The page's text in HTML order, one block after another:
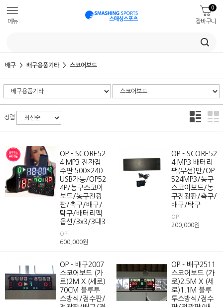
메뉴 장바구니
0
배구 배구용품기타 스코어보드
정렬
OP - SCORE52
4 MP3 전자점
수판 500×240
USB가능/OP52
4P/농구스코어
보드/농구전광
판/축구/배구/
탁구/배터리팩
옵션/3x3/3대3
OP
600,000원
OP - SCORE52
4 MP3 배터리
팩(무선)만/OP
524MP3/농구
스코어보드/농
구전광판/축구/
배구/탁구
OP
200,000원
OP - 배구2007
스코어보드 (가
로)2M X (세로)
70CM 블루투
스방식/점수판/
OP - 배구2511
스코어보드 (가
로)2.5M X (세
로)1.1M 블루
투스방식/점수